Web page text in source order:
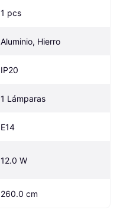
1 pcs
Aluminio, Hierro
IP20
1 Lámparas
E14
12.0 W
260.0 cm